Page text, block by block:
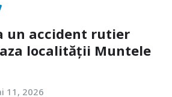
un accident rutier
localității Muntele
11, 2026